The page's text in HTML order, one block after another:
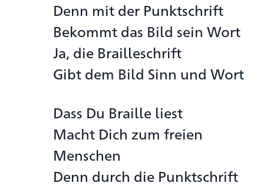
Denn mit der Punktschrift
Bekommt das Bild sein Wort
Ja, die Brailleschrift
Gibt dem Bild Sinn und Wort
Dass Du Braille liest
Macht Dich zum freien
Menschen
Denn durch die Punktschrift